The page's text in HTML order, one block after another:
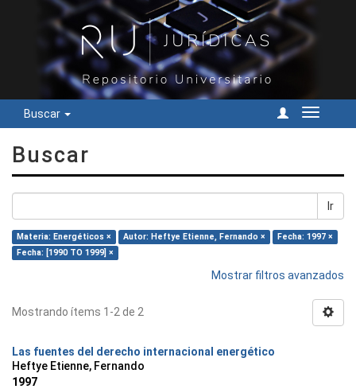
Buscar
Cambiar
Buscar
Ir
Materia: Energéticos × Autor: Heftye Etienne, Fernando ×
Fecha: 1997 ×
Fecha: [1990 TO 1999] ×
Mostrar filtros avanzados
Mostrando ítems 1-2 de 2
Las fuentes del derecho internacional energético
Heftye Etienne, Fernando
1997